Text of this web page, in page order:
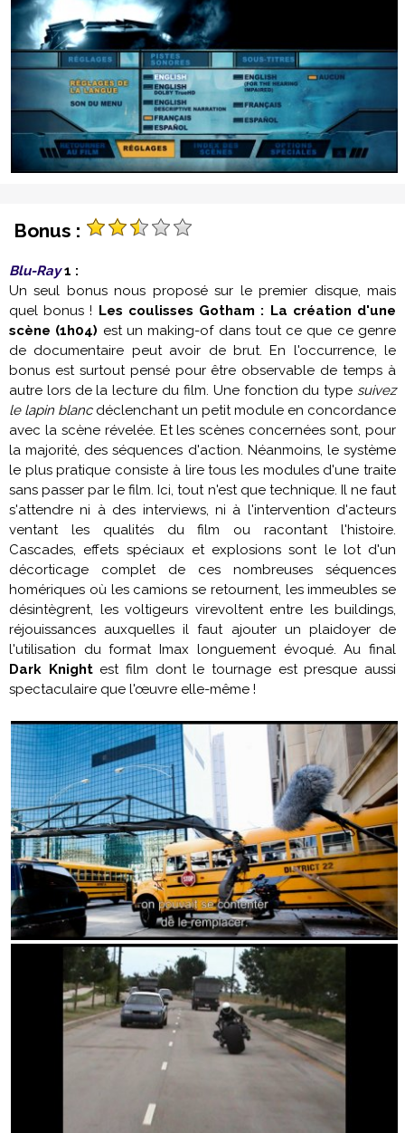
Bonus :
Blu-Ray1 :
Un seul bonus nous proposé sur le premier disque, mais
quel bonus !
Les coulisses Gotham : La création d'une
scène (1h04) est un making-of dans tout ce que ce genre
de documentaire peut avoir de brut. En l'occurrence, le
bonus est surtout pensé pour être observable de temps à
autre lors de la lecture du film. Une fonction du type suivez
le lapin blanc déclenchant un petit module en concordance
avec la scène révelée. Et les scènes concernées sont, pour
la majorité, des séquences d'action. Néanmoins, le système
le plus pratique consiste à lire tous les modules d'une traite
sans passer par le film. Ici, tout n'est que technique. Il ne faut
s'attendre ni à des interviews, ni à l'intervention d'acteurs
ventant les qualités du film ou racontant l'histoire.
Cascades, effets spéciaux et explosions sont le lot d'un
décorticage complet de ces nombreuses séquences
homériques où les camions se retournent, les immeubles se
désintègrent, les voltigeurs virevoltent entre les buildings,
réjouissances auxquelles il faut ajouter un plaidoyer de
l'utilisation du format Imax longuement évoqué. Au final
Dark Knightest film dont le tournage est presque aussi
spectaculaire que l'œuvre elle-même !